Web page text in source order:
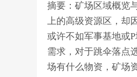
摘要：矿场区域概览
上的高级资源区，却
或许不如军事基地或
需求，对于跳伞落点
场有什么物资，矿场